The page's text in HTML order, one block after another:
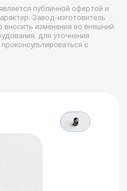
публичной офертой и
Завод-изготовитель
вносить изменения во внешний
для уточнения
с